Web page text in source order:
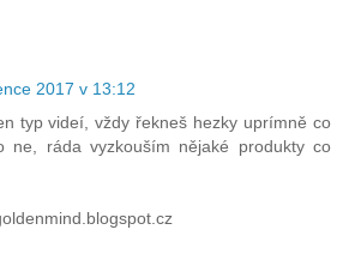
2017 v 13:12
typ videí, vždy řekneš hezky uprímně co
ne, ráda vyzkouším nějaké produkty co